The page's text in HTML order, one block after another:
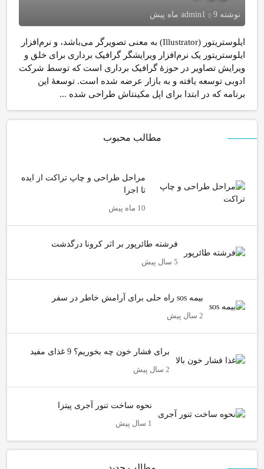
نوشته admin1 9 ماه پیش
ایلوستریتور (Illustrator) به معنی تصویرگر می‌باشد، و نرم‌افزار
ایلوستریتور یک نرم‌افزار ویرایشگر گرافیک برداری برای خلق و
ویرایش تصاویر در حوزهٔ گرافیک برداری است که توسط شرکت
ادوبی توسعه یافته و به بازار عرضه شده است. توسعهٔ این
برنامه که در ابتدا برای اپل مکینتاش طراحی شده ...
مطالب محبوب
مراحل طراحی و چاپ تراکت از ایده
تا اجرا
10 ماه پیش
فرشته طائرپور بر اثر کرونا درگذشت
5 سال پیش
بیمه sos راه حلی برای آرامش خاطر در سفر
2 سال پیش
برای فشار خون چه بخوریم؟ 9 غذای مفید
2 سال پیش
نحوه ساخت تنور آجری پیتزا
1 سال پیش